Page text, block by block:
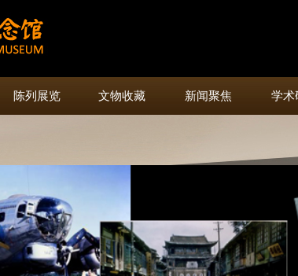
陈列展览 文物收藏 新闻聚焦 学术